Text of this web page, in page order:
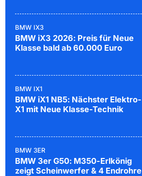
BMW IX3
BMW iX3 2026: Preis für Neue
Klasse bald ab 60.000 Euro
BMW IX1
BMW iX1 NB5: Nächster Elektro-
X1 mit Neue Klasse-Technik
BMW 3ER
BMW 3er G50: M350-Erlkönig
zeigt Scheinwerfer & 4 Endrohre